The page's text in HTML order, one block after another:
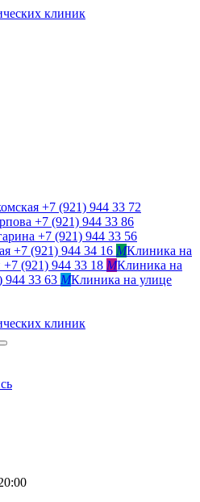
+7 (921) 944 33 72
+7 (921) 944 33 86
+7 (921) 944 33 56
+7 (921) 944 34 16 MКлиника на
+7 (921) 944 33 18 MКлиника на
944 33 63 MКлиника на улице